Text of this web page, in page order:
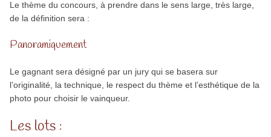
Le thème du concours, à prendre dans le sens large, très large,
de la définition sera :
Panoramiquement
Le gagnant sera désigné par un jury qui se basera sur
l’originalité, la tech­nique, le res­pect du thème et l’esthétique de la
photo pour choisir le vainqueur.
Les lots :